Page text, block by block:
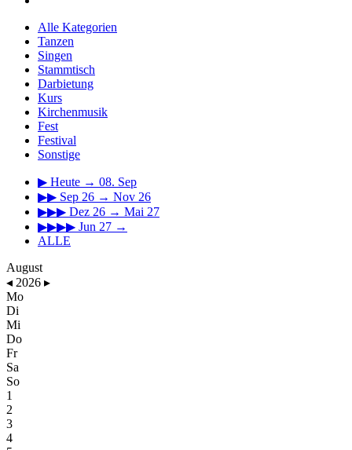
Alle Kategorien
Tanzen
Singen
Stammtisch
Darbietung
Kurs
Kirchenmusik
Fest
Festival
Sonstige
▶ Heute → 08. Sep
▶▶ Sep 26 → Nov 26
▶▶▶ Dez 26 → Mai 27
▶▶▶▶ Jun 27 →
ALLE
August
◂ 2026 ▸
Mo
Di
Mi
Do
Fr
Sa
So
1
2
3
4